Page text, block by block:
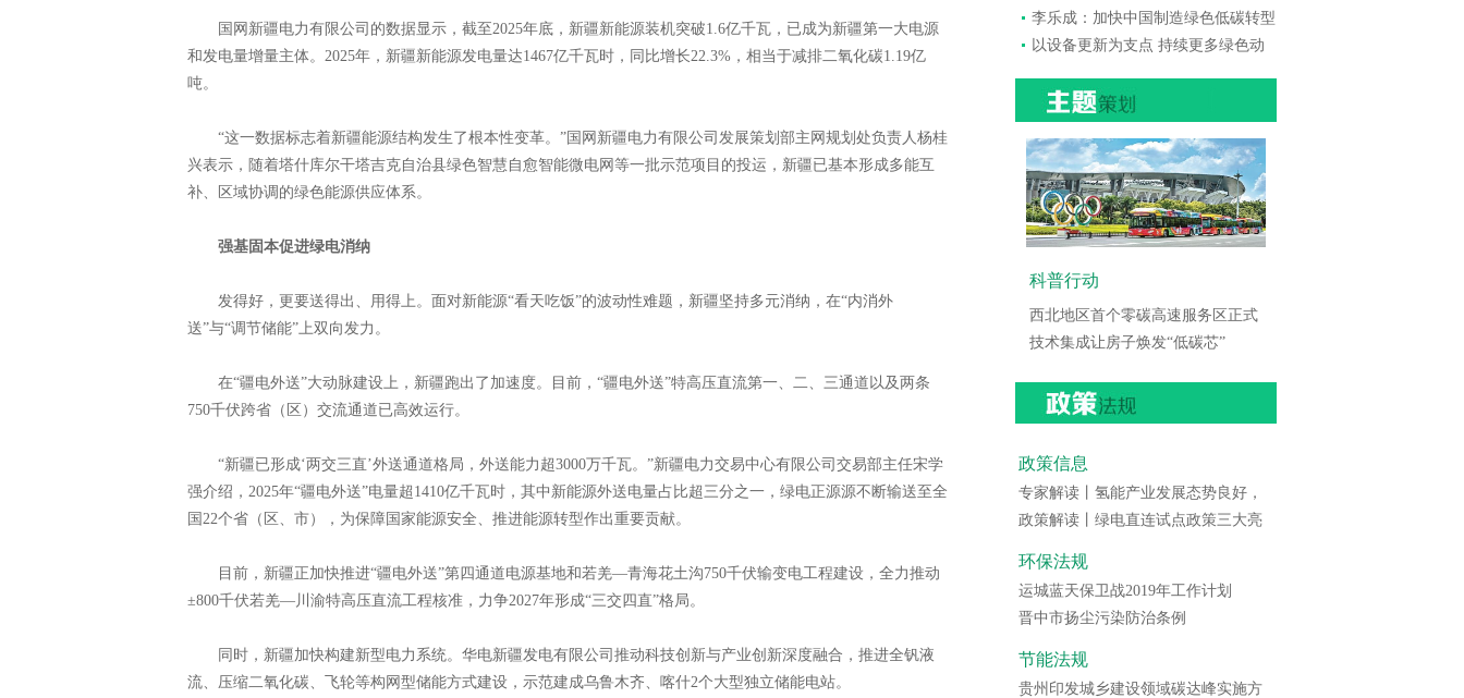
国网新疆电力有限公司的数据显示，截至2025年底，新疆新能源装机突破1.6亿千瓦，已成为新疆第一大电源
和发电量增量主体。2025年，新疆新能源发电量达1467亿千瓦时，同比增长22.3%，相当于减排二氧化碳1.19亿
吨。
“这一数据标志着新疆能源结构发生了根本性变革。”国网新疆电力有限公司发展策划部主网规划处负责人杨桂
兴表示，随着塔什库尔干塔吉克自治县绿色智慧自愈智能微电网等一批示范项目的投运，新疆已基本形成多能互
补、区域协调的绿色能源供应体系。
强基固本促进绿电消纳
发得好，更要送得出、用得上。面对新能源“看天吃饭”的波动性难题，新疆坚持多元消纳，在“内消外
送”与“调节储能”上双向发力。
在“疆电外送”大动脉建设上，新疆跑出了加速度。目前，“疆电外送”特高压直流第一、二、三通道以及两条
750千伏跨省（区）交流通道已高效运行。
“新疆已形成‘两交三直’外送通道格局，外送能力超3000万千瓦。”新疆电力交易中心有限公司交易部主任宋学
强介绍，2025年“疆电外送”电量超1410亿千瓦时，其中新能源外送电量占比超三分之一，绿电正源源不断输送至全
国22个省（区、市），为保障国家能源安全、推进能源转型作出重要贡献。
目前，新疆正加快推进“疆电外送”第四通道电源基地和若羌—青海花土沟750千伏输变电工程建设，全力推动
±800千伏若羌—川渝特高压直流工程核准，力争2027年形成“三交四直”格局。
同时，新疆加快构建新型电力系统。华电新疆发电有限公司推动科技创新与产业创新深度融合，推进全钒液
流、压缩二氧化碳、飞轮等构网型储能方式建设，示范建成乌鲁木齐、喀什2个大型独立储能电站。
李乐成：加快中国制造绿色低碳转型
以设备更新为支点 持续更多绿色动
科普行动
西北地区首个零碳高速服务区正式
技术集成让房子焕发“低碳芯”
政策信息
专家解读丨氢能产业发展态势良好，
政策解读丨绿电直连试点政策三大亮
环保法规
运城蓝天保卫战2019年工作计划
晋中市扬尘污染防治条例
节能法规
贵州印发城乡建设领域碳达峰实施方